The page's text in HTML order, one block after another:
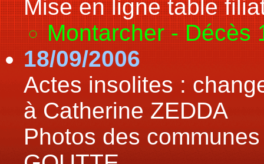
Mise en ligne table
Montarcher - Décès
18/09/2006
Actes insolites :
à Catherine ZEDDA
Photos des